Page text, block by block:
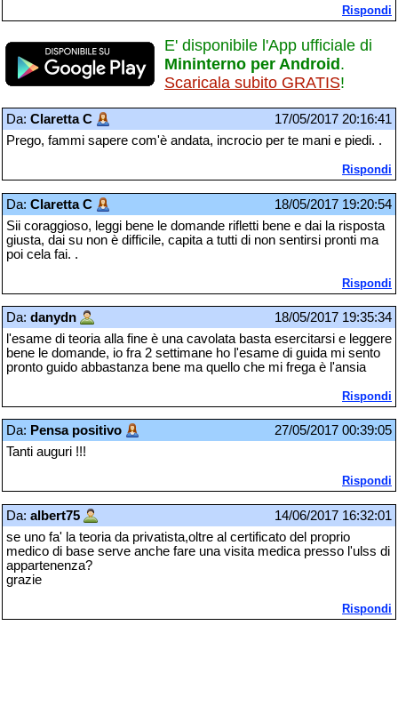
Rispondi
E' disponibile l'App ufficiale di
Mininterno per Android.
Scaricala subito GRATIS!
Da: Claretta C
17/05/2017 20:16:41
Prego, fammi sapere com'è andata, incrocio per te mani e piedi. .
Rispondi
Da: Claretta C
18/05/2017 19:20:54
Sii coraggioso, leggi bene le domande rifletti bene e dai la risposta
giusta, dai su non è difficile, capita a tutti di non sentirsi pronti ma
poi cela fai. .
Rispondi
Da: danydn
18/05/2017 19:35:34
l'esame di teoria alla fine è una cavolata basta esercitarsi e leggere
bene le domande, io fra 2 settimane ho l'esame di guida mi sento
pronto guido abbastanza bene ma quello che mi frega è l'ansia
Rispondi
Da: Pensa positivo
27/05/2017 00:39:05
Tanti auguri !!!
Rispondi
Da: albert75
14/06/2017 16:32:01
se uno fa' la teoria da privatista,oltre al certificato del proprio
medico di base serve anche fare una visita medica presso l'ulss di
appartenenza?
grazie
Rispondi